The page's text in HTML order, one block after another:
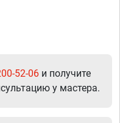
52-06 и получите
у мастера.